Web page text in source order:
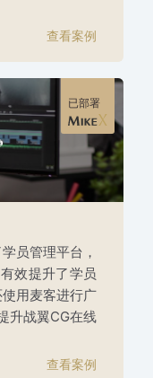
查看案例
已部署
员管理平台，
效提升了学员
用麦客进行广
升战翼CG在线
查看案例